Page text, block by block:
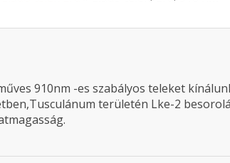
910nm -es szabályos teleket
területén Lke-2